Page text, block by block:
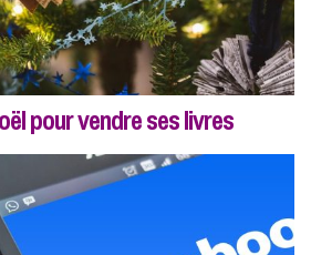
pour vendre ses livres